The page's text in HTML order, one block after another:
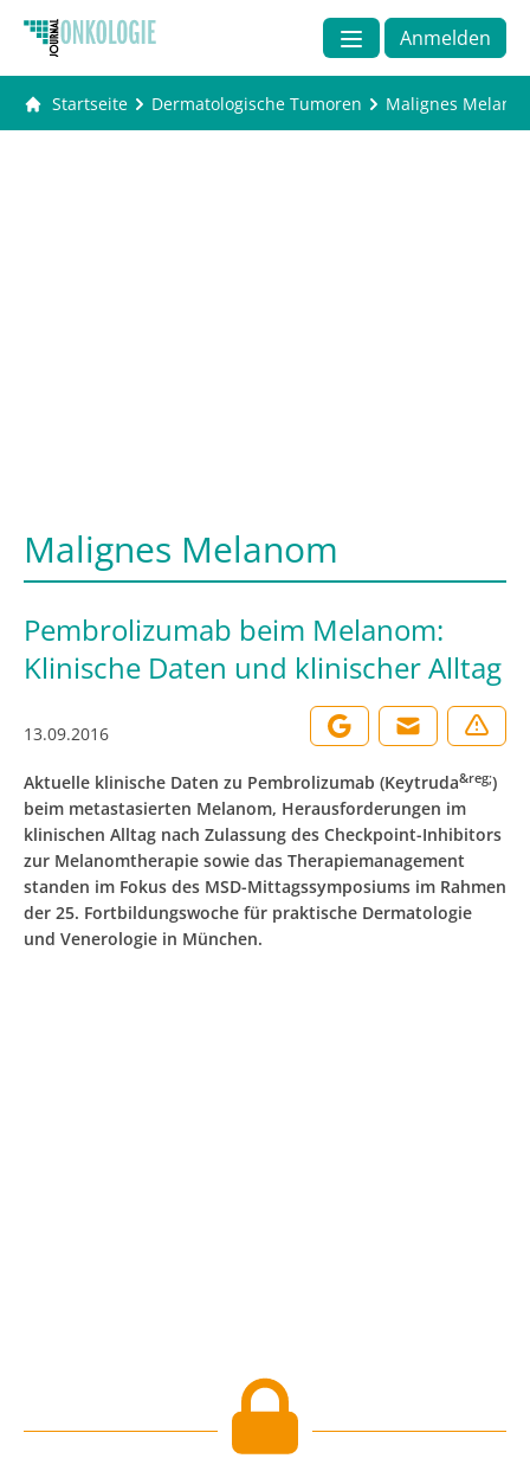
Anmelden
Startseite Dermatologische Tumoren Malignes
Malignes Melanom
Pembrolizumab beim Melanom:
Klinische Daten und klinischer Alltag
13.09.2016
Aktuelle klinische Daten zu Pembrolizumab (Keytruda&reg;)
beim metastasierten Melanom, Herausforderungen im
klinischen Alltag nach Zulassung des Checkpoint-Inhibitors
zur Melanomtherapie sowie das Therapiemanagement
standen im Fokus des MSD-Mittagssymposiums im Rahmen
der 25. Fortbildungswoche für praktische Dermatologie
und Venerologie in München.